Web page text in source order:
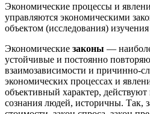
Экономические процессы и
управляются экономическими
объектом (исследования)
Экономические законы —
устойчивые и постоянно
взаимозависимости и причинно-
экономических процессах и
объективный характер,
сознания людей, историчны. Так,